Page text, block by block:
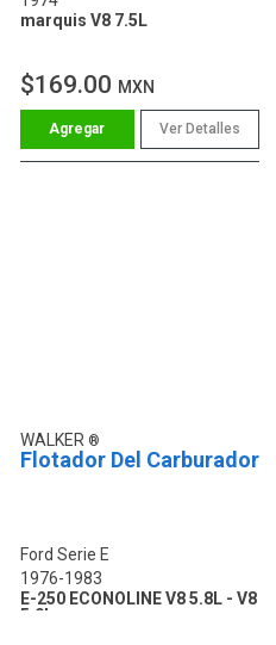
marquis V8 7.5L
$169.00 MXN
Ver Detalles
WALKER
Flotador Del Carburador
Ford Serie E
1976-1983
E-250 ECONOLINE V8 5.8L - V8
5.0L